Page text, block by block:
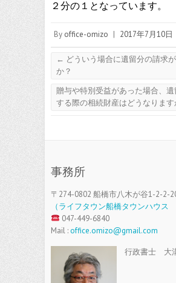
２分の１となっています。
By office-omizo | 2017年7月10日
← どういう場合に遺留分の請求
か？
贈与や特別受益があった場合、
する際の相続財産はどうなります
事務所
〒274-0802 船橋市八木が谷1-2-2-
（ライフタウン船橋タウンハウス
047-449-6840
Mail :office.omizo@gmail.com
行政書士 大